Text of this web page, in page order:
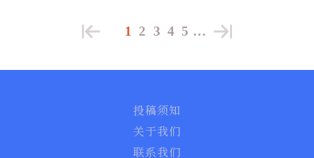
1 2 3 4 5 …
投稿须知
关于我们
联系我们